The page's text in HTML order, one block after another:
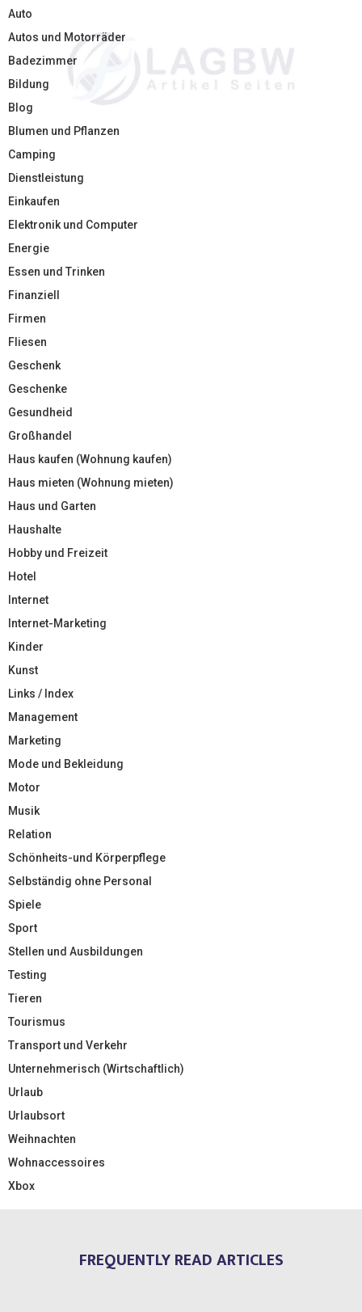
Auto
Autos und Motorräder
Badezimmer
Bildung
Blog
Blumen und Pflanzen
Camping
Dienstleistung
Einkaufen
Elektronik und Computer
Energie
Essen und Trinken
Finanziell
Firmen
Fliesen
Geschenk
Geschenke
Gesundheid
Großhandel
Haus kaufen (Wohnung kaufen)
Haus mieten (Wohnung mieten)
Haus und Garten
Haushalte
Hobby und Freizeit
Hotel
Internet
Internet-Marketing
Kinder
Kunst
Links / Index
Management
Marketing
Mode und Bekleidung
Motor
Musik
Relation
Schönheits-und Körperpflege
Selbständig ohne Personal
Spiele
Sport
Stellen und Ausbildungen
Testing
Tieren
Tourismus
Transport und Verkehr
Unternehmerisch (Wirtschaftlich)
Urlaub
Urlaubsort
Weihnachten
Wohnaccessoires
Xbox
FREQUENTLY READ ARTICLES